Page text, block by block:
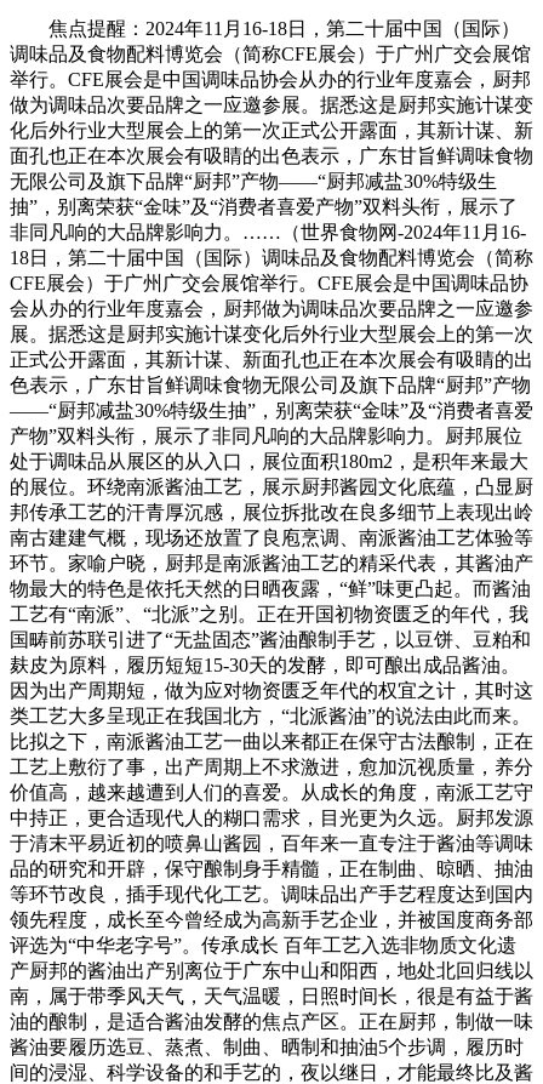
焦点提醒：2024年11月16-18日，第二十届中国（国际）
调味品及食物配料博览会（简称CFE展会）于广州广交会展馆
举行。CFE展会是中国调味品协会从办的行业年度嘉会，厨邦
做为调味品次要品牌之一应邀参展。据悉这是厨邦实施计谋变
化后外行业大型展会上的第一次正式公开露面，其新计谋、新
面孔也正在本次展会有吸睛的出色表示，广东甘旨鲜调味食物
无限公司及旗下品牌“厨邦”产物——“厨邦减盐30%特级生
抽”，别离荣获“金味”及“消费者喜爱产物”双料头衔，展示了
非同凡响的大品牌影响力。……（世界食物网-2024年11月16-
18日，第二十届中国（国际）调味品及食物配料博览会（简称
CFE展会）于广州广交会展馆举行。CFE展会是中国调味品协
会从办的行业年度嘉会，厨邦做为调味品次要品牌之一应邀参
展。据悉这是厨邦实施计谋变化后外行业大型展会上的第一次
正式公开露面，其新计谋、新面孔也正在本次展会有吸睛的出
色表示，广东甘旨鲜调味食物无限公司及旗下品牌“厨邦”产物
——“厨邦减盐30%特级生抽”，别离荣获“金味”及“消费者喜爱
产物”双料头衔，展示了非同凡响的大品牌影响力。厨邦展位
处于调味品从展区的从入口，展位面积180m2，是积年来最大
的展位。环绕南派酱油工艺，展示厨邦酱园文化底蕴，凸显厨
邦传承工艺的汗青厚沉感，展位拆批改在良多细节上表现出岭
南古建建气概，现场还放置了良庖烹调、南派酱油工艺体验等
环节。家喻户晓，厨邦是南派酱油工艺的精采代表，其酱油产
物最大的特色是依托天然的日晒夜露，“鲜”味更凸起。而酱油
工艺有“南派”、“北派”之别。正在开国初物资匮乏的年代，我
国畴前苏联引进了“无盐固态”酱油酿制手艺，以豆饼、豆粕和
麸皮为原料，履历短短15-30天的发酵，即可酿出成品酱油。
因为出产周期短，做为应对物资匮乏年代的权宜之计，其时这
类工艺大多呈现正在我国北方，“北派酱油”的说法由此而来。
比拟之下，南派酱油工艺一曲以来都正在保守古法酿制，正在
工艺上敷衍了事，出产周期上不求激进，愈加沉视质量，养分
价值高，越来越遭到人们的喜爱。从成长的角度，南派工艺守
中持正，更合适现代人的糊口需求，目光更为久远。厨邦发源
于清末平易近初的喷鼻山酱园，百年来一直专注于酱油等调味
品的研究和开辟，保守酿制身手精髓，正在制曲、晾晒、抽油
等环节改良，插手现代化工艺。调味品出产手艺程度达到国内
领先程度，成长至今曾经成为高新手艺企业，并被国度商务部
评选为“中华老字号”。传承成长 百年工艺入选非物质文化遗
产厨邦的酱油出产别离位于广东中山和阳西，地处北回归线以
南，属于带季风天气，天气温暖，日照时间长，很是有益于酱
油的酿制，是适合酱油发酵的焦点产区。正在厨邦，制做一味
酱油要履历选豆、蒸煮、制曲、晒制和抽油5个步调，履历时
间的浸湿、科学设备的和手艺的，夜以继日，才能最终比及酱